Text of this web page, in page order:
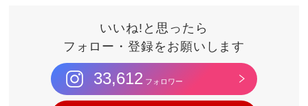
いいね!と思ったら
フォロー・登録をお願いします
33,612 フォロワー